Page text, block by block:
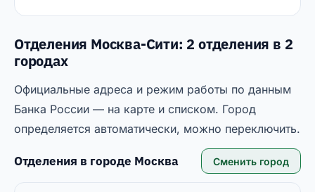
Отделения Москва-Сити: 2 отделения в 2
городах
Официальные адреса и режим работы по данным
Банка России — на карте и списком. Город
определяется автоматически, можно переключить.
Отделения в городе Москва Сменить город